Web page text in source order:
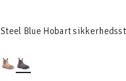
Steel Blue Hobart